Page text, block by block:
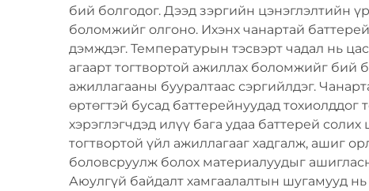
бий болгодог. Дээд зэргийн цэнэглэлтийн
боломжийг олгоно. Ихэнх чанартай
дэмждэг. Температурын тэсвэрт чадал нь
агаарт тогтвортой ажиллах боломжийг бий
ажиллагааны бууралтаас сэргийлдэг.
өртөгтэй бусад баттерейнуудад
хэрэглэгчдэд илүү бага удаа баттерей
тогтвортой үйл ажиллагааг хадгалж, ашиг
боловсруулж болох материалуудыг
Аюулгүй байдалт хамгаалалтын шугамууд нь